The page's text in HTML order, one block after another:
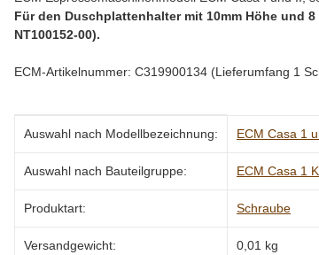
Für den Duschplattenhalter mit 10mm Höhe und
NT100152-00).
ECM-Artikelnummer: C319900134 (Lieferumfang 1
Auswahl nach Modellbezeichnung: ECM Casa 1
Auswahl nach Bauteilgruppe: ECM Casa 1
Produktart: Schraube
Versandgewicht: 0,01 kg